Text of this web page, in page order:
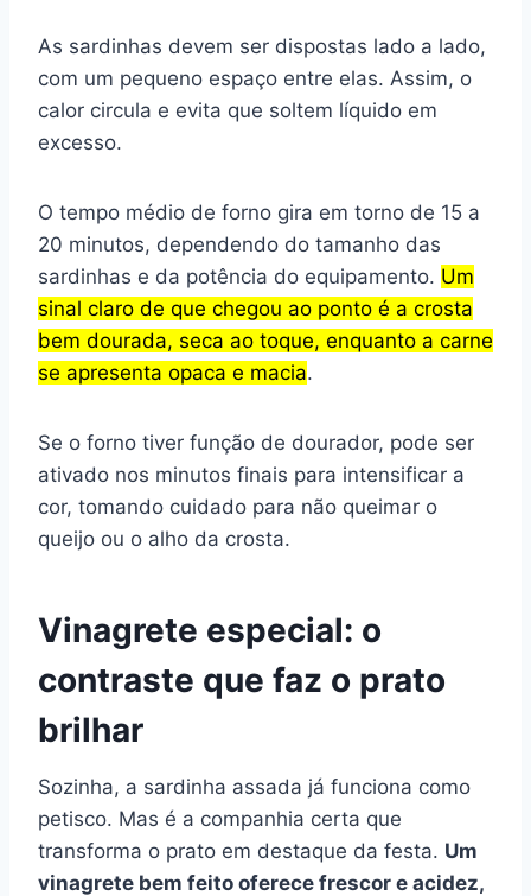
As sardinhas devem ser dispostas lado a lado,
com um pequeno espaço entre elas. Assim, o
calor circula e evita que soltem líquido em
excesso.
O tempo médio de forno gira em torno de 15 a
20 minutos, dependendo do tamanho das
sardinhas e da potência do equipamento. Um
sinal claro de que chegou ao ponto é a crosta
bem dourada, seca ao toque, enquanto a carne
se apresenta opaca e macia.
Se o forno tiver função de dourador, pode ser
ativado nos minutos finais para intensificar a
cor, tomando cuidado para não queimar o
queijo ou o alho da crosta.
Vinagrete especial: o
contraste que faz o prato
brilhar
Sozinha, a sardinha assada já funciona como
petisco. Mas é a companhia certa que
transforma o prato em destaque da festa. Um
vinagrete bem feito oferece frescor e acidez,